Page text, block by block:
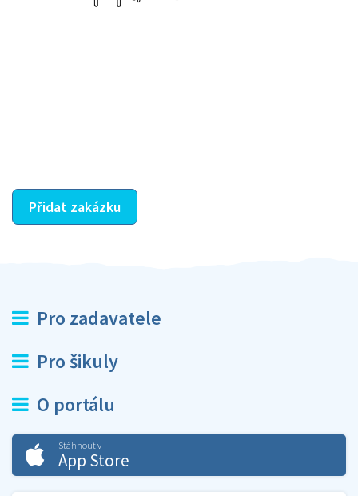
Přidat zakázku
Pro zadavatele
Pro šikuly
O portálu
Stáhnout v
App Store